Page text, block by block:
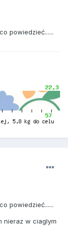
powiedzieć......
powiedzieć......
nieraz w ciaglym